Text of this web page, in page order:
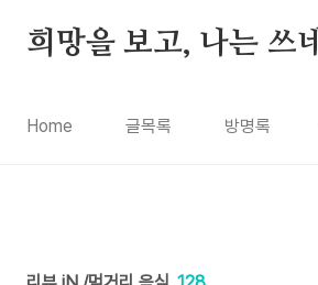
희망을 보고, 나는 쓰네
Home 글목록 방명록